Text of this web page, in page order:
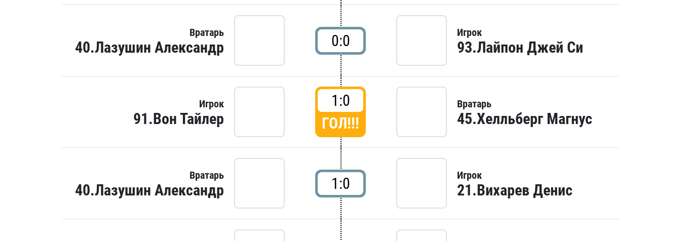
Вратарь
40.Лазушин Александр 0:0 Игрок
93.Лайпон Джей Си
Игрок
91.Вон Тайлер
1:0
ГОЛ!!!
Вратарь
45.Хелльберг Магнус
Вратарь
40.Лазушин Александр 1:0 Игрок
21.Вихарев Денис